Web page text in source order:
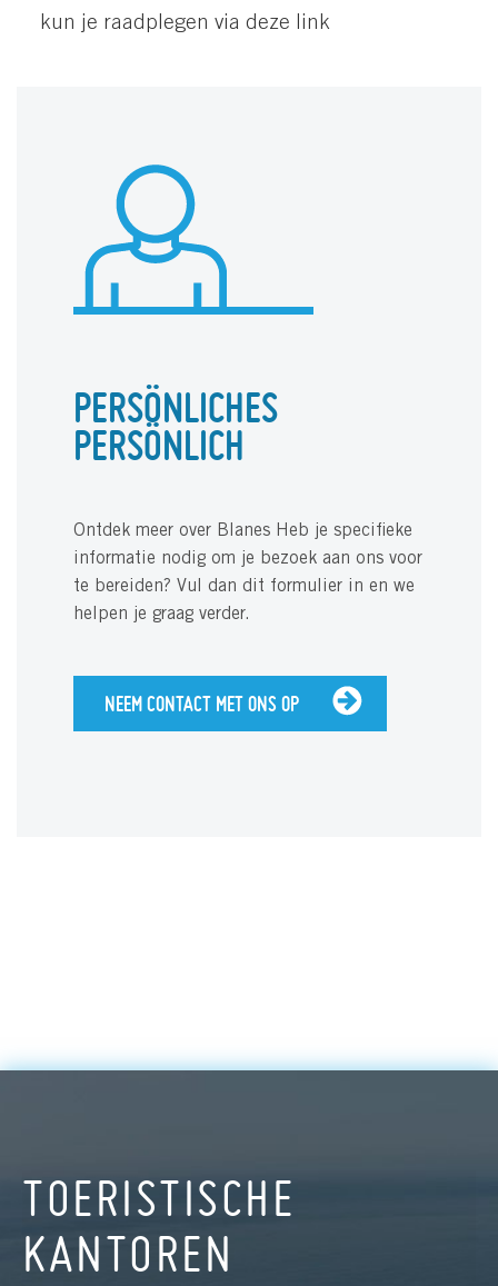
kun je raadplegen via deze link
PERSÖNLICHES
PERSÖNLICH
Ontdek meer over Blanes Heb je specifieke
informatie nodig om je bezoek aan ons voor
te bereiden? Vul dan dit formulier in en we
helpen je graag verder.
NEEM CONTACT MET ONS OP
TOERISTISCHE
KANTOREN